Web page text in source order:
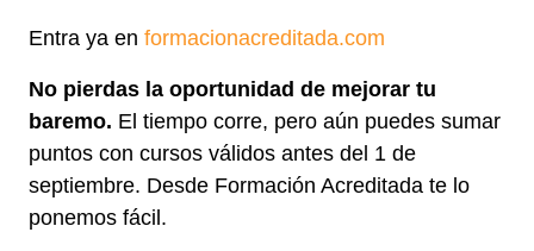
Entra ya en formacionacreditada.com
No pierdas la oportunidad de mejorar tu
baremo. El tiempo corre, pero aún puedes sumar
puntos con cursos válidos antes del 1 de
septiembre. Desde Formación Acreditada te lo
ponemos fácil.